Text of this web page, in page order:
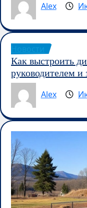
Alex
Как выстроить
руководителем и
Alex